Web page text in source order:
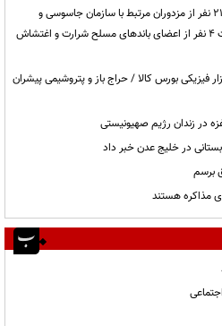
وزارت اطلاعات: شناسایی و دستگیری ۲۱ نفر از مزدوران مرتبط با سازمان جاسوسی و
تروریستی رژیم صهیونیستی و بازداشت ۴ نفر از اعضای باندهای مسلح شرارت و اغتشاش
تن کالا در بازار فیزیکی بورس کالا / حراج باز و پتروشیمی پیشران
در زندان رژیم صهیونیستی
در خلیج عدن خبر داد
برسم
مذاکره هستند